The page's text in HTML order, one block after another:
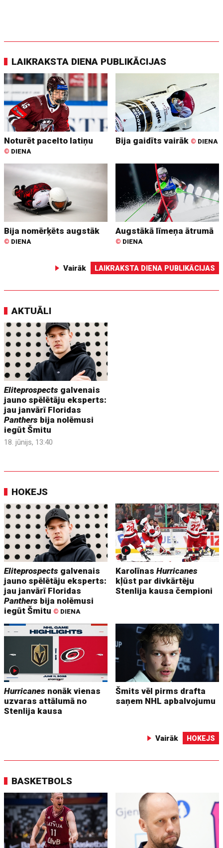
LAIKRAKSTA DIENA PUBLIKĀCIJAS
Noturēt pacelto latiņu
© DIENA
Bija gaidīts vairāk © DIENA
Bija nomērķēts augstāk
© DIENA
Augstākā līmeņa ātrumā
© DIENA
Vairāk LAIKRAKSTA DIENA PUBLIKĀCIJAS
AKTUĀLI
Eliteprospects galvenais
jauno spēlētāju eksperts:
jau janvārī Floridas
Panthers bija nolēmusi
iegūt Šmitu
18. jūnijs, 13:40
HOKEJS
Eliteprospects galvenais
jauno spēlētāju eksperts:
jau janvārī Floridas
Panthers bija nolēmusi
iegūt Šmitu © DIENA
KarolīnasHurricanes
kļūst par divkārtēju
Stenlija kausa čempioni
Hurricanes nonāk vienas
uzvaras attālumā no
Stenlija kausa
Šmits vēl pirms drafta
saņem NHL apbalvojumu
Vairāk HOKEJS
BASKETBOLS